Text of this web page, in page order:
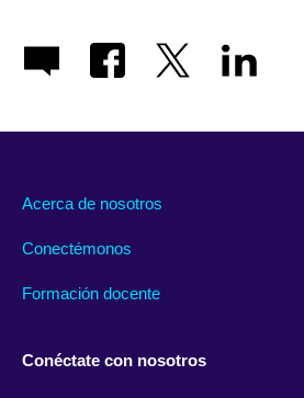
Acerca de nosotros
Conectémonos
Formación docente
Conéctate con nosotros